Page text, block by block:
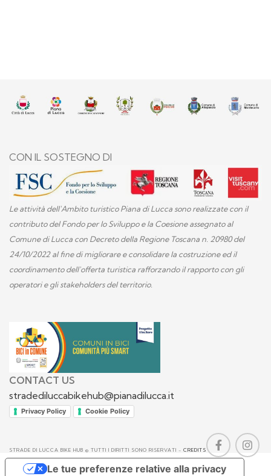
CON IL SOSTEGNO DI
Le attività dell'Ambito turistico Piana di Lucca sono realizzate con il
contributo del Fondo per lo Sviluppo e la Coesione assegnato al
Comune di Lucca con Decreto della Regione Toscana n. 20980 del
24/10/2022 al fine di migliorare e consolidare la costruzione ed il
coordinamento dell'offerta turistica rafforzando il rapporto con gli
operatori e gli stakeholders del territorio.
CONTACT US
stradediluccabikehub@pianadilucca.it
Privacy Policy Cookie Policy
STRADE DI LUCCA BIKE HUB © TUTTI I DIRITTI SONO RISERVATI - CREDITS
Le tue preferenze relative alla privacy